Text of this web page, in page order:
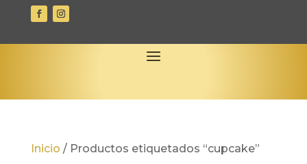
Inicio / Productos etiquetados “cupcake”